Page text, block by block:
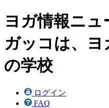
ヨガ情報ニュ
ガッコは、
の学校
ログイン
FAQ